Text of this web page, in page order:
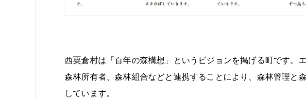
西粟倉村は「百年の森構想」というビジョンを掲げる町です。
森林所有者、森林組合などと連携することにより、森林管理と
しています。